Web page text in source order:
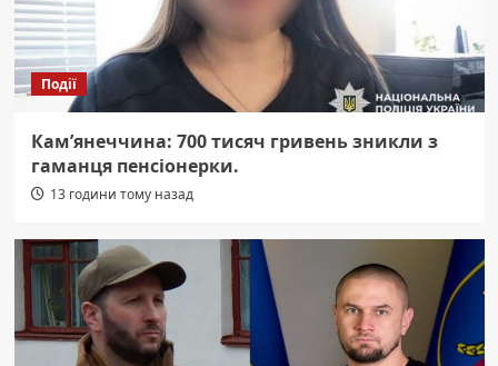
Події
Кам’янеччина: 700 тисяч гривень зникли з
гаманця пенсіонерки.
13 години тому назад